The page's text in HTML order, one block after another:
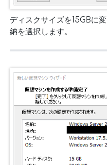
ディスクサイズを15GBに
納を選択します。